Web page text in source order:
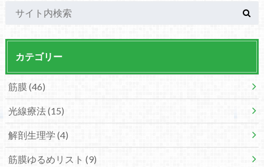
カテゴリー
筋膜 (46)
光線療法(15)
解剖生理学 (4)
筋膜ゆるめリスト (9)